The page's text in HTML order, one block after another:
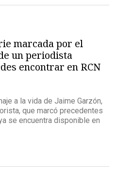
marcada por el
un periodista
encontrar en RCN
a la vida de Jaime Garzón,
que marcó precedentes
se encuentra disponible en